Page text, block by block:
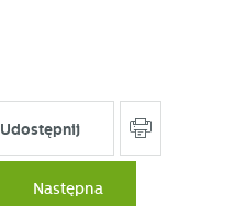
Udostępnij
Następna